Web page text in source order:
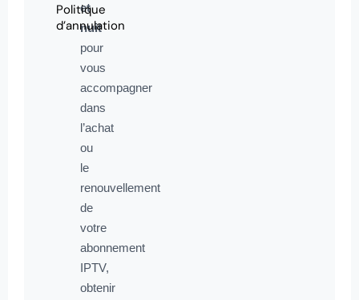
Politique
d’annulation
et
nuit
pour
vous
accompagner
dans
l’achat
ou
le
renouvellement
de
votre
abonnement
IPTV,
obtenir